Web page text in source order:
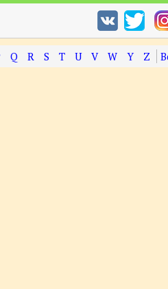
Q R S T U V W Y Z